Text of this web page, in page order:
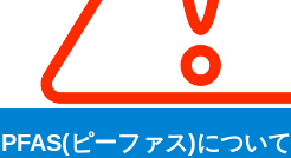
PFAS(ピーファス)について